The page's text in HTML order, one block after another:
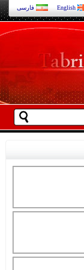
English فارسی